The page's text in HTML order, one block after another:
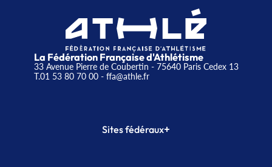
La Fédération Française d'Athlétisme
33 Avenue Pierre de Coubertin - 75640 Paris Cedex 13
T.01 53 80 70 00- ffa@athle.fr
Sites fédéraux+